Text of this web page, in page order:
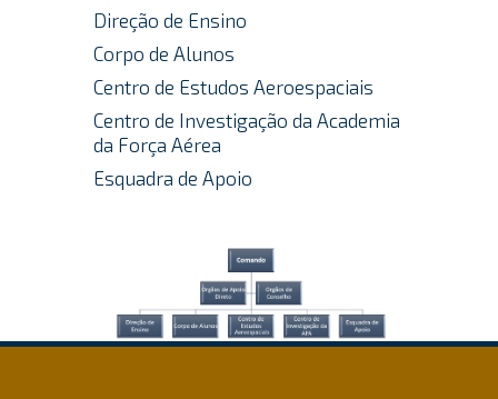
Direção de Ensino
Corpo de Alunos
Centro de Estudos Aeroespaciais
Centro de Investigação da Academia
da Força Aérea
Esquadra de Apoio